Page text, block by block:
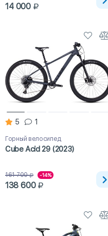
14 000
5 1
Горный велосипед
Cube Acid 29 (2023)
161 700 -14%
138 600